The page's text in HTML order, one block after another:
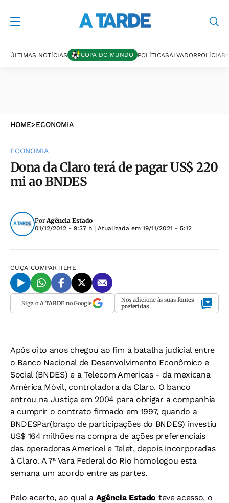
ÚLTIMAS NOTÍCIAS COPA DO MUNDO POLÍTICASALVADORPOLÍCIA
HOME>ECONOMIA
ECONOMIA
Dona da Claro terá de pagar US$ 220
mi ao BNDES
PorAgência Estado
01/12/2012 - 9:37 h | Atualizada em 19/11/2021 - 5:12
OUÇA COMPARTILHE
Siga o A TARDEno Google Nos adicione às suas fontes
preferidas
Após oito anos chegou ao fim a batalha judicial entre
o Banco Nacional de Desenvolvimento Econômico e
Social (BNDES) e a Telecom Americas - da mexicana
América Móvil, controladora da Claro. O banco
entrou na Justiça em 2004 para obrigar a companhia
a cumprir o contrato firmado em 1997, quando a
BNDESPar(braço de participações do BNDES) investiu
US$ 164 milhões na compra de ações preferenciais
das operadoras Americel e Telet, depois incorporadas
à Claro. A 7ª Vara Federal do Rio homologou esta
semana um acordo entre as partes.
Pelo acerto, ao qual a Agência Estado teve acesso, o